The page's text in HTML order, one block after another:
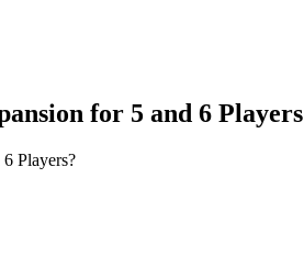
for 5 and 6 Players
Players?